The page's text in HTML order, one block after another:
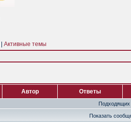
Активные темы
Автор Ответы
Подходящих
Показать